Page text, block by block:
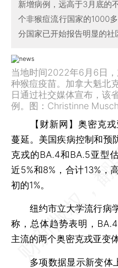
新增病例，远高于3月底的
个非猴痘流行国家的1000
分国家已开始报告明显的社
当地时间2022年6月6日
种猴痘疫苗。加拿大魁北
日通过社交媒体宣布，该
例。图：Christinne
【财新网】奥密克
蔓延。美国疾病控制和预
克戎的BA.4和BA.5亚型
近5%和8%，合计13%，
初的1%。
纽约市立大学流行病学
称，总体趋势表明，
主流的两个奥密克戎亚变
多项数据显示新变体